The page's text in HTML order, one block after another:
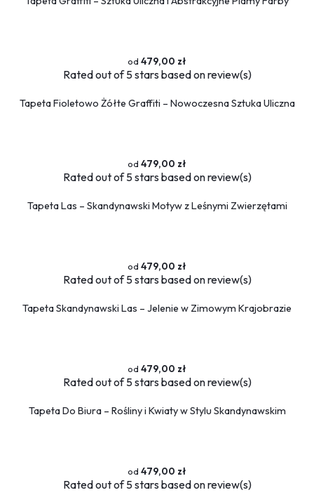
479,00 zł
Ratedout of 5 stars based onreview(s)
Tapeta Fioletowo Żółte Graffiti – Nowoczesna Sztuka Uliczna
479,00 zł
Ratedout of 5 stars based onreview(s)
Tapeta Las – Skandynawski Motyw z Leśnymi Zwierzętami
479,00 zł
Ratedout of 5 stars based onreview(s)
Tapeta Skandynawski Las – Jelenie w Zimowym Krajobrazie
479,00 zł
Ratedout of 5 stars based onreview(s)
Tapeta Do Biura – Rośliny i Kwiaty w Stylu Skandynawskim
479,00 zł
Ratedout of 5 stars based onreview(s)